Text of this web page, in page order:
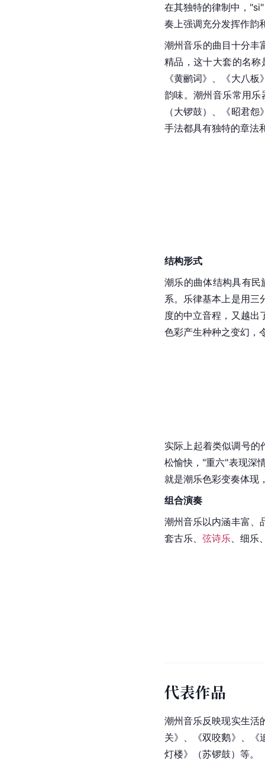
在其独特的律制中，
奏上强调充分发挥作韵
潮州音乐的曲目十分丰
精品，这十大套的名称
《黄鹂词》、《大八
韵味。潮州音乐常用
（大锣鼓）、《昭君
手法都具有独特的章法
结构形式
潮乐的曲体结构具有
系。 乐律基本上是用三
度的中立音程，又越出
色彩产生种种之变幻，
实际上起着类似调号的
松愉快，"重六"表现深
就是潮乐色彩变奏体现
组合演奏
潮州音乐以内涵丰富、
套古乐、 弦诗乐、细乐
代表作品
潮州音乐反映现实生活
关》、《双咬鹅》、《
灯楼》（苏锣鼓）等。